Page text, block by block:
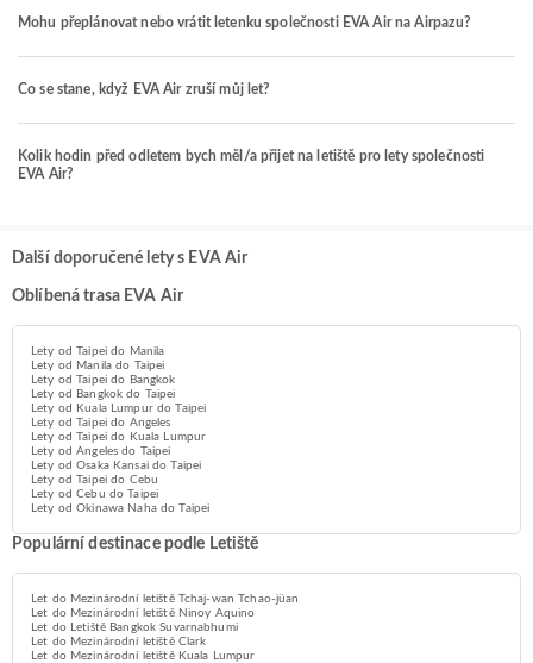
Mohu přeplánovat nebo vrátit letenku společnosti EVA Air na Airpazu?
Co se stane, když EVA Air zruší můj let?
Kolik hodin před odletem bych měl/a přijet na letiště pro lety společnosti
EVA Air?
Další doporučené lety s EVA Air
Oblíbená trasa EVA Air
Lety od Taipei do Manila
Lety od Manila do Taipei
Lety od Taipei do Bangkok
Lety od Bangkok do Taipei
Lety od Kuala Lumpur do Taipei
Lety od Taipei do Angeles
Lety od Taipei do Kuala Lumpur
Lety od Angeles do Taipei
Lety od Osaka Kansai do Taipei
Lety od Taipei do Cebu
Lety od Cebu do Taipei
Lety od Okinawa Naha do Taipei
Populární destinace podle Letiště
Let do Mezinárodní letiště Tchaj-wan Tchao-jüan
Let do Mezinárodní letiště Ninoy Aquino
Let do Letiště Bangkok Suvarnabhumi
Let do Mezinárodní letiště Clark
Let do Mezinárodní letiště Kuala Lumpur